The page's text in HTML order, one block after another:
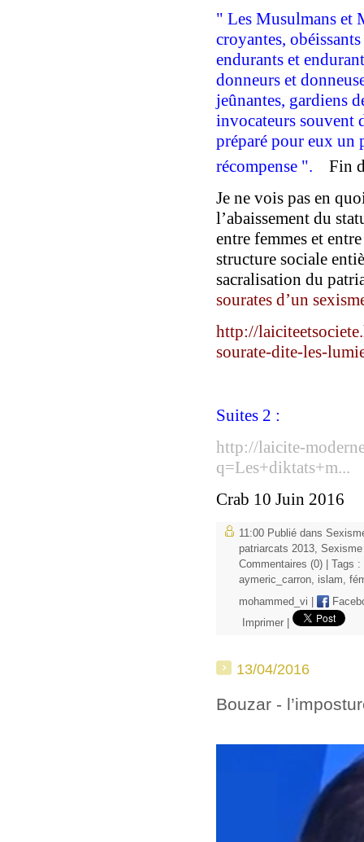
" Les Musulmans et
croyantes,
endurants et
donneurs et
jeûnantes, gardiens
invocateurs souvent
préparé pour eux un
récompense ".
Fin
Je ne vois pas en
l’abaissement du
entre femmes et
structure sociale
sacralisation du
sourates d’un
http://
sourate-dite-les-
Suites 2 :
http://laicite-
q=Les+diktats+m...
Crab 10 Juin 2016
11:00 Publié dans
patriarcats 2013
Commentaires (0) | Tags :
aymeric_carron
islam
mohammed_vi
Imprimer
13/04/2016
Bouzar -